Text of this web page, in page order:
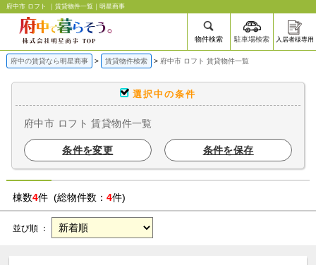
府中市 ロフト ｜賃貸物件一覧｜明星商事
物件検索 駐車場検索 入居者様専用
府中の賃貸なら明星商事 賃貸物件検索 府中市 ロフト 賃貸物件一覧
選択中の条件
府中市 ロフト 賃貸物件一覧
条件を変更 条件を保存
棟数4件 (総物件数： 4件)
並び順 ：